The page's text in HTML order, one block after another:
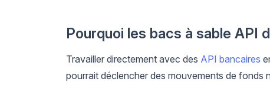
Pourquoi les bacs à sable API
Travailler directement avec des API bancaires
pourrait déclencher des mouvements de fonds